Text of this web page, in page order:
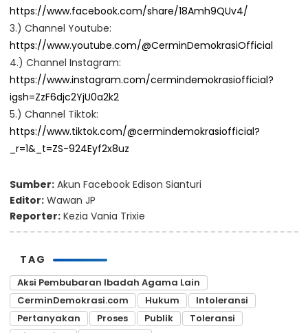
https://www.facebook.com/share/18Amh9QUv4/
3.) Channel Youtube:
https://www.youtube.com/@CerminDemokrasiOfficial
4.) Channel Instagram:
https://www.instagram.com/cermindemokrasiofficial?
igsh=ZzF6djc2YjU0a2k2
5.) Channel Tiktok:
https://www.tiktok.com/@cermindemokrasiofficial?
_r=1&_t=ZS-924Eyf2x8uz
Sumber: Akun Facebook Edison Sianturi
Editor: Wawan JP
Reporter: Kezia Vania Trixie
TAG
Aksi Pembubaran Ibadah Agama Lain
CerminDemokrasi.com
Hukum
Intoleransi
Pertanyakan
Proses Publik
Toleransi